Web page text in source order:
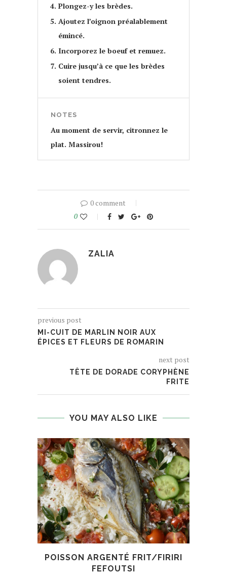
Plongez-y les brèdes.
Ajoutez l’oignon préalablement
émincé.
Incorporez le boeuf et remuez.
Cuire jusqu’à ce que les brèdes
soient tendres.
NOTES
Au moment de servir, citronnez le
plat. Massirou!
0 comment
0
ZALIA
previous post
MI-CUIT DE MARLIN NOIR AUX
ÉPICES ET FLEURS DE ROMARIN
next post
TÊTE DE DORADE CORYPHÈNE
FRITE
YOU MAY ALSO LIKE
POISSON ARGENTÉ FRIT/FIRIRI
FEFOUTSI